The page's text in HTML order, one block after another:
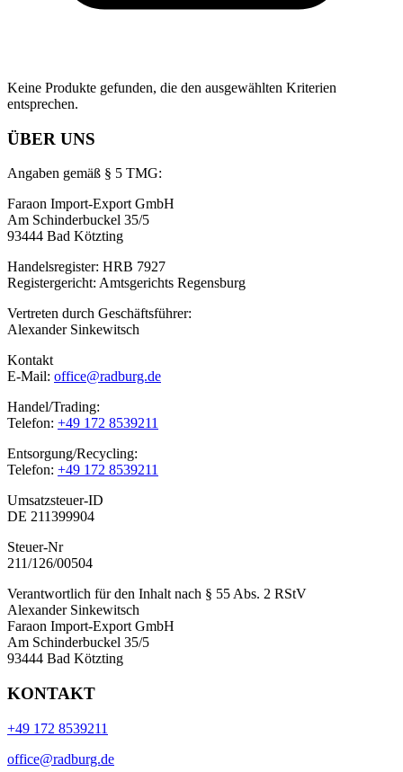
Keine Produkte gefunden, die den ausgewählten Kriterien
entsprechen.
ÜBER UNS
Angaben gemäß § 5 TMG:
Faraon Import-Export GmbH
Am Schinderbuckel 35/5
93444 Bad Kötzting
Handelsregister: HRB 7927
Registergericht: Amtsgerichts Regensburg
Vertreten durch Geschäftsführer:
Alexander Sinkewitsch
Kontakt
E-Mail: office@radburg.de
Handel/Trading:
Telefon: +49 172 8539211
Entsorgung/Recycling:
Telefon: +49 172 8539211
Umsatzsteuer-ID
DE 211399904
Steuer-Nr
211/126/00504
Verantwortlich für den Inhalt nach § 55 Abs. 2 RStV
Alexander Sinkewitsch
Faraon Import-Export GmbH
Am Schinderbuckel 35/5
93444 Bad Kötzting
KONTAKT
+49 172 8539211
office@radburg.de